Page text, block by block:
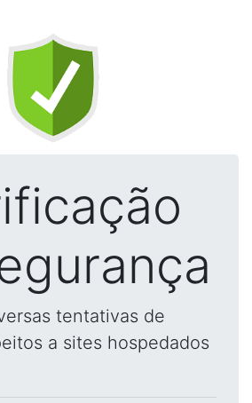
tentativas de
a sites hospedados